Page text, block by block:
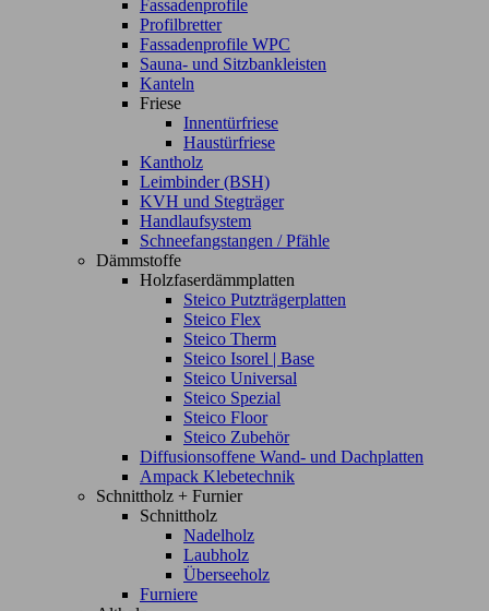
Fassadenprofile
Profilbretter
Fassadenprofile WPC
Sauna- und Sitzbankleisten
Kanteln
Friese
Innentürfriese
Haustürfriese
Kantholz
Leimbinder (BSH)
KVH und Stegträger
Handlaufsystem
Schneefangstangen / Pfähle
Dämmstoffe
Holzfaserdämmplatten
Steico Putzträgerplatten
Steico Flex
Steico Therm
Steico Isorel | Base
Steico Universal
Steico Spezial
Steico Floor
Steico Zubehör
Diffusionsoffene Wand- und Dachplatten
Ampack Klebetechnik
Schnittholz + Furnier
Schnittholz
Nadelholz
Laubholz
Überseeholz
Furniere